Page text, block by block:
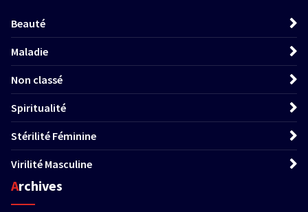
Beauté
Maladie
Non classé
Spiritualité
Stérilité Féminine
Virilité Masculine
Archives